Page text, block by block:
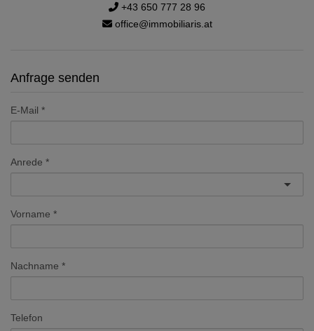
+43 650 777 28 96
office@immobiliaris.at
Anfrage senden
E-Mail
Anrede
Vorname
Nachname
Telefon